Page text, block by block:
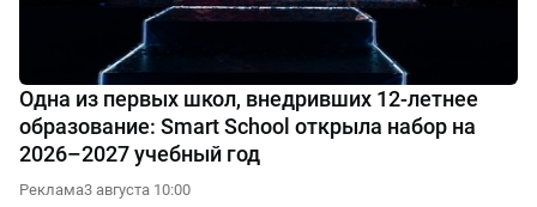
Одна из первых школ, внедривших 12-летнее
образование: Smart School открыла набор на
2026–2027 учебный год
Реклама3 августа 10:00